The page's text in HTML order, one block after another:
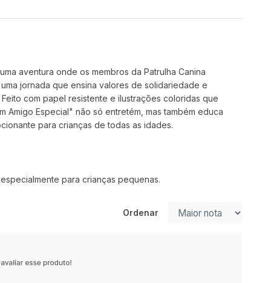
aventura onde os membros da Patrulha Canina
jornada que ensina valores de solidariedade e
com papel resistente e ilustrações coloridas que
Amigo Especial" não só entretém, mas também educa
para crianças de todas as idades.
para crianças pequenas.
Ordenar